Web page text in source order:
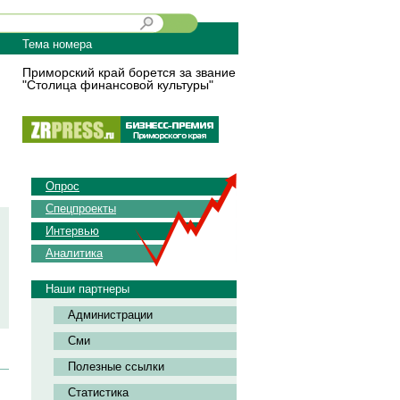
Тема номера
Приморский край борется за звание
"Столица финансовой культуры"
Опрос
Спецпроекты
Интервью
Аналитика
Наши партнеры
Администрации
Сми
Полезные ссылки
Статистика